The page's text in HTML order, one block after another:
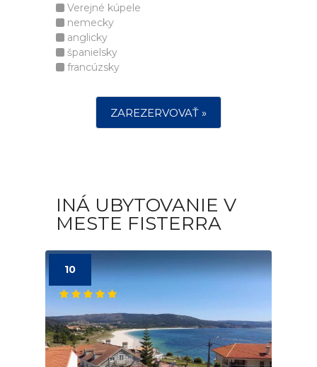
Verejné kúpele
nemecky
anglicky
španielsky
francúzsky
ZAREZERVOVAŤ »
INÁ UBYTOVANIE V
MESTE FISTERRA
10